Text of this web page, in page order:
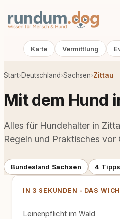
Karte Vermittlung
Start›Deutschland›Sachsen›Zittau
Mit dem Hund
Alles für Hundehalter in
Regeln und Praktisches vor
Bundesland Sachsen 4
IN 3 SEKUNDEN – DAS
Leinenpflicht im Wald